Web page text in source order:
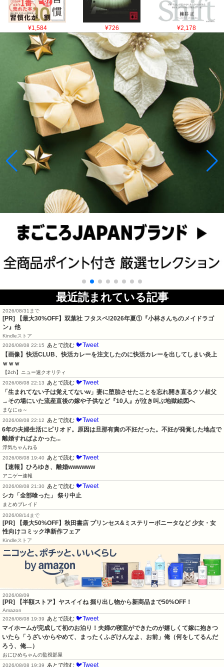
¥1,584 ¥726 ¥2,178
最近読まれている記事
2026/08/31まで
[PR] 【最大30%OFF】双葉社 フタスペ!2026年夏①『小林さんちのメイドラゴ
ン』他
Kindleストア
2026/08/08 22:15
あとで読む 🐦Tweet
【画像】快活CLUB、快活カレーを注文したのに快活カレーを出してしまい炎上
ｗｗｗ
【2ch】ニュー速クオリティ
2026/08/08 22:13
あとで読む 🐦Tweet
「生まれてない子は覚えてないw」妻に堕胎させたことを忘れ開き直るクソ叔父
→その場にいた流産直後の嫁や子供など『10人』が泣き叫ぶ地獄絵図へ
まなにゅ～
2026/08/08 22:12
あとで読む 🐦Tweet
6年の夫婦生活にピリオド。原因は旦那有責の不妊だった。不妊が発覚した地点で
離婚すればよかった...
浮気ちゃんねる
2026/08/08 19:40
あとで読む 🐦Tweet
【速報】ひろゆき、離婚wwwwww
アニゲー速報
2026/08/08 21:30
あとで読む 🐦Tweet
シカ「全部喰った」 祭り中止
まとめブレイド
2026/08/14まで
[PR] 【最大50%OFF】秋田書店 プリンセス&ミステリーボニータなど 少女・女
性向けコミック準新作フェア
Kindleストア
2026/08/09
[PR] 【半額ストア】ヤスイイね 掘り出し物から新商品まで50%OFF！
Amazon
2026/08/08 19:39
あとで読む 🐦Tweet
マイホームが完成して初のお泊り！夫婦の寝室ができたのが嬉しくて嫁に抱きつ
いたら「うざいからやめて、まったくふざけんなよ、お前」俺（何をしてるんだ
ろう、俺…）
おにひめちゃんの監視部屋
2026/08/08 19:39
あとで読む 🐦Tweet